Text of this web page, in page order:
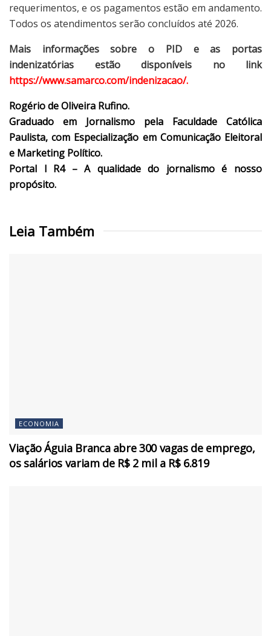
requerimentos, e os pagamentos estão em andamento.
Todos os atendimentos serão concluídos até 2026.
Mais informações sobre o PID e as portas
indenizatórias estão disponíveis no link
https://www.samarco.com/indenizacao/.
Rogério de Oliveira Rufino.
Graduado em Jornalismo pela Faculdade Católica
Paulista, com Especialização em Comunicação Eleitoral
e Marketing Político.
Portal l R4 – A qualidade do jornalismo é nosso
propósito.
Leia Também
ECONOMIA
Viação Águia Branca abre 300 vagas de emprego,
os salários variam de R$ 2 mil a R$ 6.819